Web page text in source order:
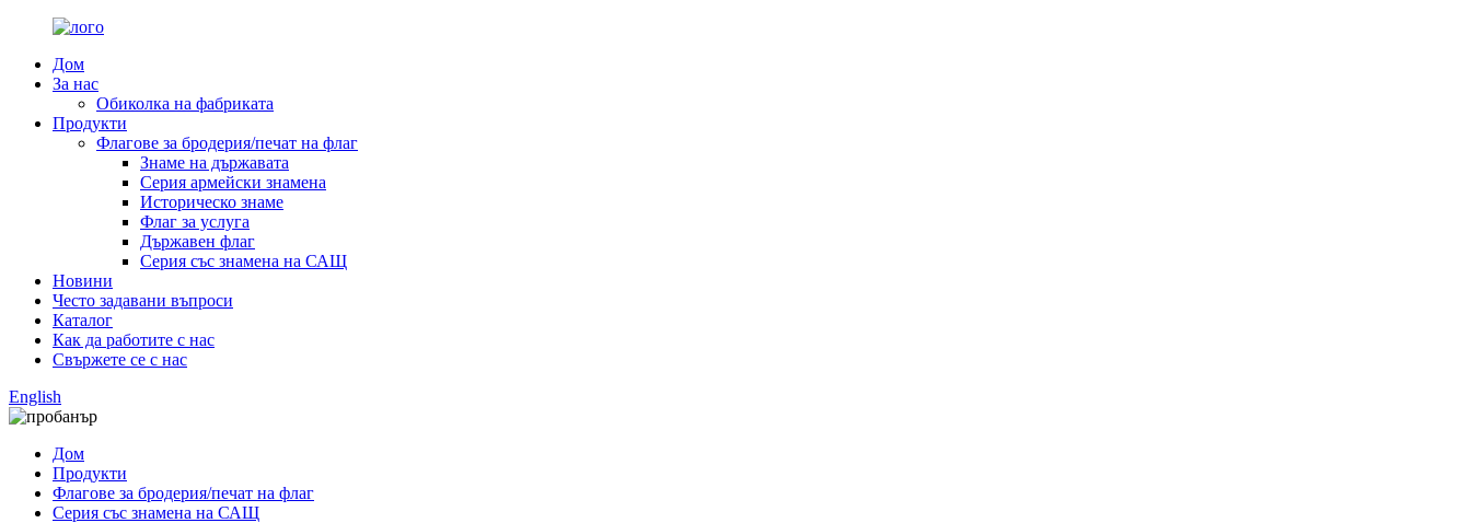
Дом
За нас
Обиколка на фабриката
Продукти
Флагове за бродерия/печат на флаг
Знаме на държавата
Серия армейски знамена
Историческо знаме
Флаг за услуга
Държавен флаг
Серия със знамена на САЩ
Новини
Често задавани въпроси
Каталог
Как да работите с нас
Свържете се с нас
English
Дом
Продукти
Флагове за бродерия/печат на флаг
Серия със знамена на САЩ